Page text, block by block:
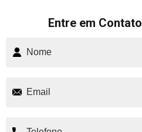
Entre em Contato